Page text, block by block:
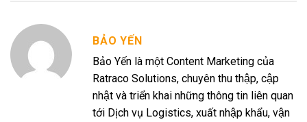
BẢO YẾN
Bảo Yến là một Content Marketing của
Ratraco Solutions, chuyên thu thập, cập
nhật và triển khai những thông tin liên quan
tới Dịch vụ Logistics, xuất nhập khẩu, vận